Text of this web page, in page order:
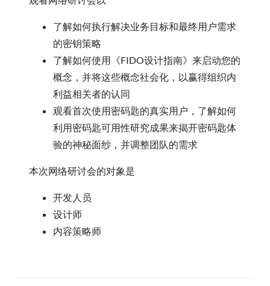
了解如何执行解决业务目标和最终用户需求
的密钥策略
了解如何使用《FIDO设计指南》来启动您的
概念，并将这些概念社会化，以赢得组织内
利益相关者的认同
观看首次使用密码匙的真实用户，了解如何
利用密码匙可用性研究成果来揭开密码匙体
验的神秘面纱，并调整团队的需求
本次网络研讨会的对象是
开发人员
设计师
内容策略师